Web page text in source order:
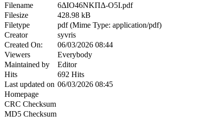
Filename
6ΔΙΟ46ΝΚΠΔ-Ο5Ι.pdf
Filesize
428.98 kB
Filetype
pdf (Mime Type: application/pdf)
Creator
syvris
Created On:
06/03/2026 08:44
Viewers
Everybody
Maintained by
Editor
Hits
692 Hits
Last updated on 06/03/2026 08:45
Homepage
CRC Checksum
MD5 Checksum